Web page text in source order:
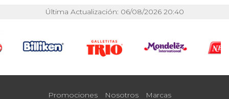
Última Actualización: 06/08/2026 20:40
Promociones Nosotros Marcas